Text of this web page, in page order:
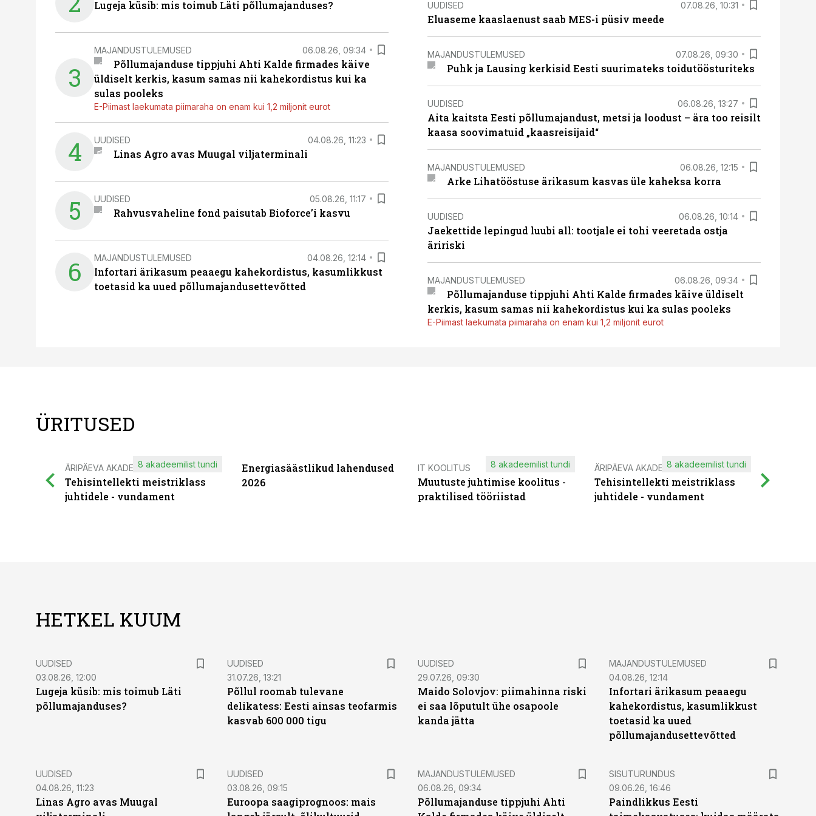
Lugeja küsib: mis toimub Läti põllumajanduses?
3
MAJANDUSTULEMUSED 06.08.26, 09:34
Põllumajanduse tippjuhi Ahti Kalde firmades käive
üldiselt kerkis, kasum samas nii kahekordistus kui ka
sulas pooleks
E-Piimast laekumata piimaraha on enam kui 1,2 miljonit eurot
4 UUDISED 04.08.26, 11:23
Linas Agro avas Muugal viljaterminali
5 UUDISED 05.08.26, 11:17
Rahvusvaheline fond paisutab Bioforce’i kasvu
6 MAJANDUSTULEMUSED 04.08.26, 12:14
Infortari ärikasum peaaegu kahekordistus, kasumlikkust
toetasid ka uued põllumajandusettevõtted
UUDISED 07.08.26, 10:31
Eluaseme kaaslaenust saab MES-i püsiv meede
MAJANDUSTULEMUSED 07.08.26, 09:30
Puhk ja Lausing kerkisid Eesti suurimateks toidutöösturiteks
UUDISED 06.08.26, 13:27
Aita kaitsta Eesti põllumajandust, metsi ja loodust – ära too reisilt
kaasa soovimatuid „kaasreisijaid“
MAJANDUSTULEMUSED 06.08.26, 12:15
Arke Lihatööstuse ärikasum kasvas üle kaheksa korra
UUDISED 06.08.26, 10:14
Jaekettide lepingud luubi all: tootjale ei tohi veeretada ostja
äririski
MAJANDUSTULEMUSED 06.08.26, 09:34
Põllumajanduse tippjuhi Ahti Kalde firmades käive üldiselt
kerkis, kasum samas nii kahekordistus kui ka sulas pooleks
E-Piimast laekumata piimaraha on enam kui 1,2 miljonit eurot
ÜRITUSED
ÄRIPÄEVA AKADEEMIA
Tehisintellekti meistriklass
juhtidele - vundament
8 akadeemilist tundi
Energiasäästlikud lahendused
2026
IT KOOLITUS
Muutuste juhtimise koolitus -
praktilised tööriistad
8 akadeemilist tundi ÄRIPÄEVA AKADEEMIA
Tehisintellekti meistriklass
juhtidele - vundament
8 akadeemilist tundi
HETKEL KUUM
UUDISED
03.08.26, 12:00
Lugeja küsib: mis toimub Läti
põllumajanduses?
UUDISED
31.07.26, 13:21
Põllul roomab tulevane
delikatess: Eesti ainsas teofarmis
kasvab 600 000 tigu
UUDISED
29.07.26, 09:30
Maido Solovjov: piimahinna riski
ei saa lõputult ühe osapoole
kanda jätta
MAJANDUSTULEMUSED
04.08.26, 12:14
Infortari ärikasum peaaegu
kahekordistus, kasumlikkust
toetasid ka uued
põllumajandusettevõtted
UUDISED
04.08.26, 11:23
Linas Agro avas Muugal
UUDISED
03.08.26, 09:15
Euroopa saagiprognoos: mais
MAJANDUSTULEMUSED
06.08.26, 09:34
Põllumajanduse tippjuhi Ahti
ST
SISUTURUNDUS
09.06.26, 16:46
Paindlikkus Eesti